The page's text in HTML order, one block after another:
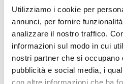
Utilizziamo i cookie per
annunci, per fornire
analizzare il nostro traffico.
informazioni sul modo in cui
nostri partner che si occupano
pubblicità e social media, i
con altre informazioni che ha
caduta in vasca, impianti
Elenco operatori invitati:
Codice Fiscale:
Procedura di scelta:
Affidamento ai sensi del